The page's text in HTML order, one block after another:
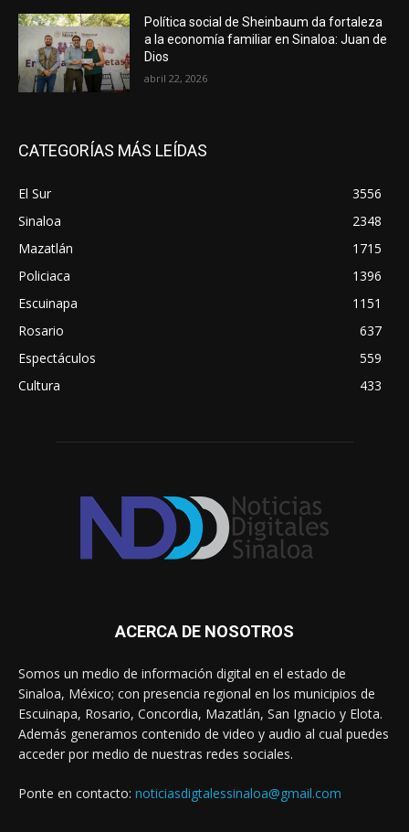
Política social de Sheinbaum da fortaleza
a la economía familiar en Sinaloa: Juan de
Dios
abril 22, 2026
CATEGORÍAS MÁS LEÍDAS
El Sur
3556
Sinaloa
2348
Mazatlán
1715
Policiaca
1396
Escuinapa
1151
Rosario
637
Espectáculos
559
Cultura
433
ACERCA DE NOSOTROS
Somos un medio de información digital en el estado de
Sinaloa, México; con presencia regional en los municipios de
Escuinapa, Rosario, Concordia, Mazatlán, San Ignacio y Elota.
Además generamos contenido de video y audio al cual puedes
acceder por medio de nuestras redes sociales.
Ponte en contacto: noticiasdigtalessinaloa@gmail.com